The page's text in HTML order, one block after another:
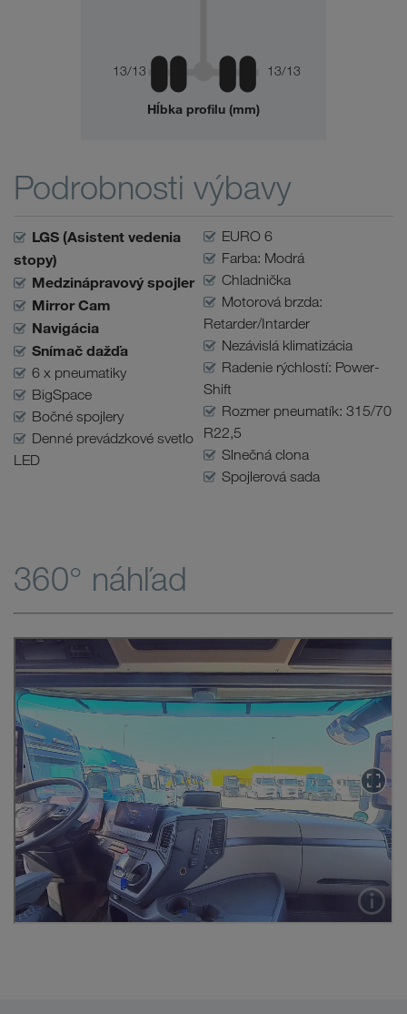
13/13 13/13
Hĺbka profilu (mm)
Podrobnosti výbavy
LGS (Asistent vedenia
stopy)
Medzinápravový spojler
Mirror Cam
Navigácia
Snímač dažďa
6 x pneumatiky
BigSpace
Bočné spojlery
Denné prevádzkové svetlo
LED
EURO 6
Farba: Modrá
Chladnička
Motorová brzda:
Retarder/Intarder
Nezávislá klimatizácia
Radenie rýchlostí: Power-
Shift
Rozmer pneumatík: 315/70
R22,5
Slnečná clona
Spojlerová sada
360° náhľad